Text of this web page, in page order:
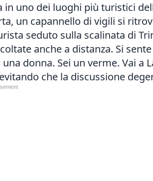
uno dei luoghi più turistici
un capannello di vigili si
seduto sulla scalinata di
anche a distanza. Si
donna. Sei un verme. Vai a
che la discussione